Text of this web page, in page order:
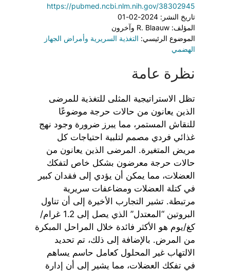
https://pubmed.ncbi.nlm.nih.gov/38302945
تاريخ النشر: 2024-02-01
المؤلف: R. Blaauw وآخرون
الموضوع الرئيسي: التغذية السريرية وأمراض الجهاز
الهضمي
نظرة عامة
تظل الاستراتيجية المثلى للتغذية للمرضى
الذين يعانون من حالات حرجة موضوعًا
للنقاش المستمر، مما يبرز ضرورة وجود نهج
غذائي فردي مصمم لتلبية احتياجات كل
مريض المتغيرة. المرضى الذين يعانون من
حالات حرجة معرضون بشكل خاص لتفكك
العضلات، مما يمكن أن يؤدي إلى فقدان كبير
في كتلة العضلات ومضاعفات سريرية
مرتبطة. تشير التجارب الأخيرة إلى أن تناول
البروتين “المعتدل” الذي يصل إلى 1.2 غرام/
كغ/يوم هو الأكثر فائدة خلال المراحل المبكرة
من المرض. بالإضافة إلى ذلك، تم تحديد
الالتهاب غير المحلول كعامل حاسم يساهم
في تفكك العضلات، مما يشير إلى أن إدارة